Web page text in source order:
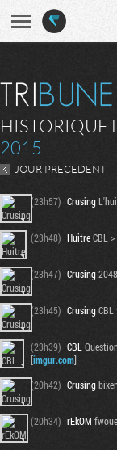
HISTORIQUE
2015
JOUR PRECEDENT
(23h57) Crusing
(23h48) HuitreCBL
(23h47) Crusing
(23h45) CrusingCBL
(23h39) CBL
[imgur.com]
(20h42) Crusing
(20h34) rEkOM